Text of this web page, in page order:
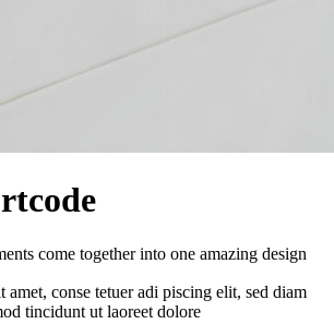
come together into one amazing design
conse tetuer adi piscing elit, sed diam
tincidunt ut laoreet dolore